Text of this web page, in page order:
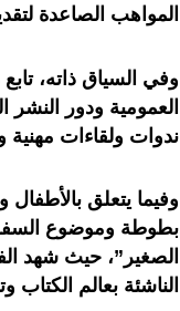
المواهب الصاعدة
وفي السياق ذاته،
ندوات ولقاءات مهنية
وفيما يتعلق
بطوطة وموضوع السفر
الصغير”، حيث شهد
الناشئة بعالم